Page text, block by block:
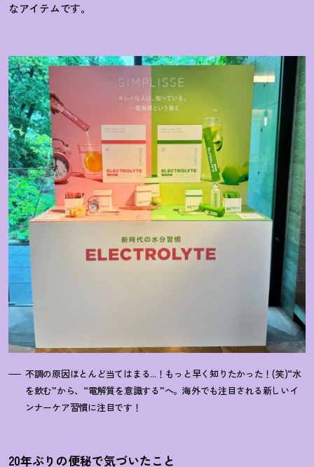
なアイテムです。
不調の原因ほとんど当てはまる... ！ もっと早く知りたかった ！(笑)“水
を飲む”から、“電解質を意識する”へ。海外でも注目される新しいイ
ンナーケア習慣に注目です ！
20年ぶりの便秘で気づいたこと